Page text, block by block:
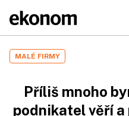
MALÉ FIRMY
Příliš mnoho
podnikatel věří a